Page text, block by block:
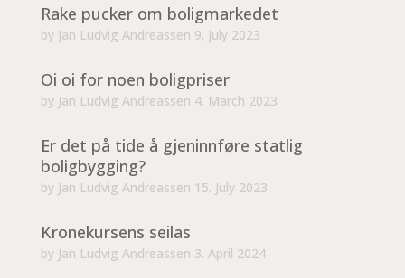
Rake pucker om boligmarkedet
by Jan Ludvig Andreassen 9. July 2023
Oi oi for noen boligpriser
by Jan Ludvig Andreassen 4. March 2023
Er det på tide å gjeninnføre statlig
boligbygging?
by Jan Ludvig Andreassen 15. July 2023
Kronekursens seilas
by Jan Ludvig Andreassen 3. April 2024